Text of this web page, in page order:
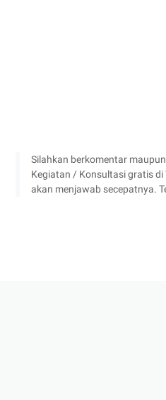
Silahkan berkomentar
Kegiatan / Konsultasi gratis di
akan menjawab secepatnya.